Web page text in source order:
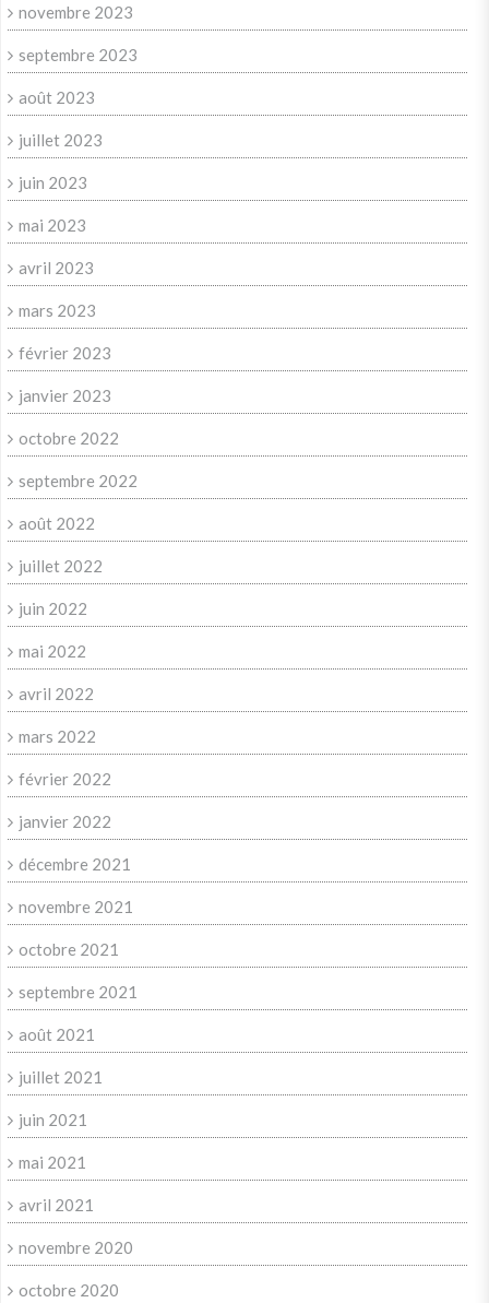
novembre 2023
septembre 2023
août 2023
juillet 2023
juin 2023
mai 2023
avril 2023
mars 2023
février 2023
janvier 2023
octobre 2022
septembre 2022
août 2022
juillet 2022
juin 2022
mai 2022
avril 2022
mars 2022
février 2022
janvier 2022
décembre 2021
novembre 2021
octobre 2021
septembre 2021
août 2021
juillet 2021
juin 2021
mai 2021
avril 2021
novembre 2020
octobre 2020